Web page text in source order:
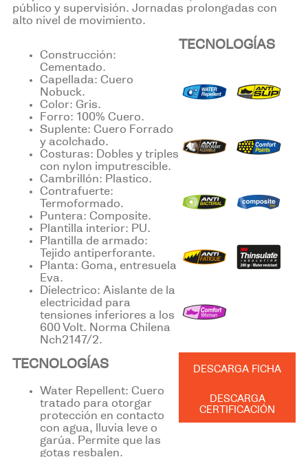
público y supervisión. Jornadas prolongadas con
alto nivel de movimiento.
Construcción:
Cementado.
Capellada: Cuero
Nobuck.
Color: Gris.
Forro: 100% Cuero.
Suplente: Cuero Forrado
y acolchado.
Costuras: Dobles y triples
con nylon imputrescible.
Cambrillón: Plastico.
Contrafuerte:
Termoformado.
Puntera: Composite.
Plantilla interior: PU.
Plantilla de armado:
Tejido antiperforante.
Planta: Goma, entresuela
Eva.
Dielectrico: Aislante de la
electricidad para
tensiones inferiores a los
600 Volt. Norma Chilena
Nch2147/2.
TECNOLOGÍAS
Water Repellent: Cuero
tratado para otorgar
protección en contacto
con agua, lluvia leve o
garúa. Permite que las
gotas resbalen.
TECNOLOGÍAS
DESCARGA FICHA
DESCARGA
CERTIFICACIÓN